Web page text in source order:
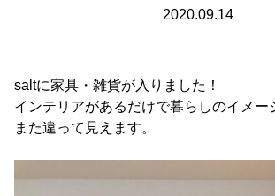
2020.09.14
saltに家具・雑貨が入りました！
インテリアがあるだけで暮らしのイメー
また違って見えます。